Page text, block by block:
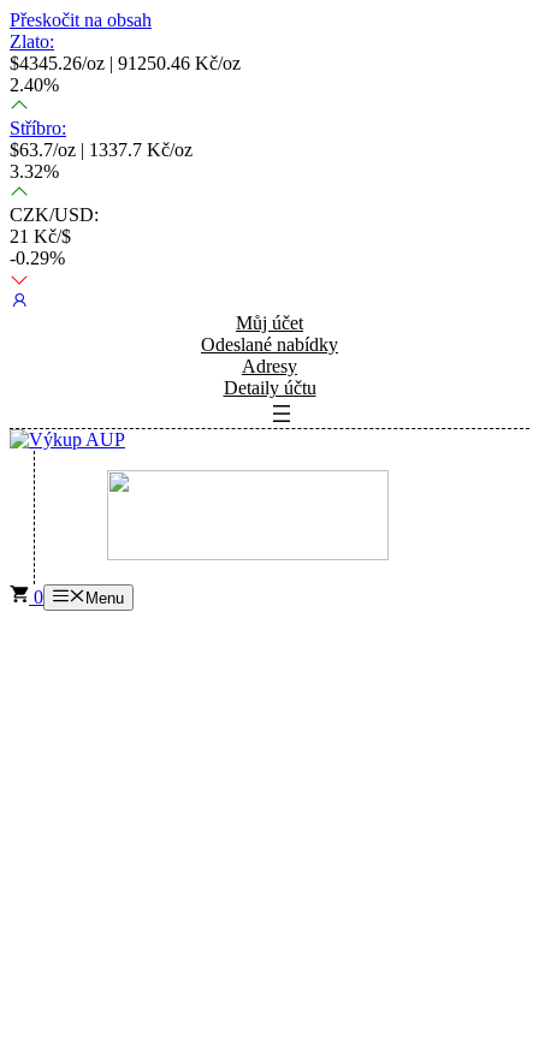
Přeskočit na obsah
Zlato:
$4345.26/oz | 91250.46 Kč/oz
2.40%
Stříbro:
$63.7/oz | 1337.7 Kč/oz
3.32%
CZK/USD:
21 Kč/$
-0.29%
Můj účet
Odeslané nabídky
Adresy
Detaily účtu
0 Menu